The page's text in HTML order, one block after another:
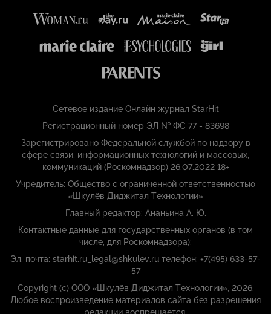
Сетевое издание Онлайн журнал StarHit
Регистрационный номер ЭЛ № ФС 77 - 83698
Зарегистрировано Федеральной службой по надзору в
сфере связи, информационных технологий и массовых,
коммуникаций (Роскомнадзор) 26.07.2022 18+
Учредитель: Общество с ограниченной ответственностью
«Шкулёв Диджитал Технологии»
Главный редактор: Ананьина А. Ю.
Контактные данные для государственных органов (в том
числе, для Роскомнадзора):
Эл. почта: starhit.ru_legal@shkulev.ru телефон: +7(495) 633-57-
57
Copyright (с) ООО «Шкулёв Диджитал Технологии», 2026.
Любое воспроизведение материалов сайта без разрешения